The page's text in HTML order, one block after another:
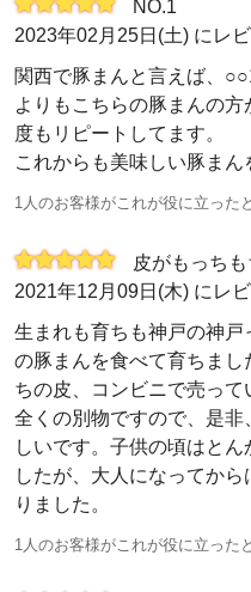
NO.1
2023年02月25日(土) にレ
関西で豚まんと言えば、
よりもこちらの豚まんの
度もリピートしてます。
これからも美味しい豚まん
1人のお客様がこれが役に立った
皮がもっちも
2021年12月09日(木) にレ
生まれも育ちも神戸の神
の豚まんを食べて育ちま
ちの皮、コンビニで売っ
全くの別物ですので、是
しいです。子供の頃はと
したが、大人になってか
りました。
1人のお客様がこれが役に立った